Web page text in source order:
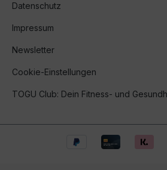
Datenschutz
Impressum
Newsletter
Cookie-Einstellungen
TOGU Club: Dein Fitness- und